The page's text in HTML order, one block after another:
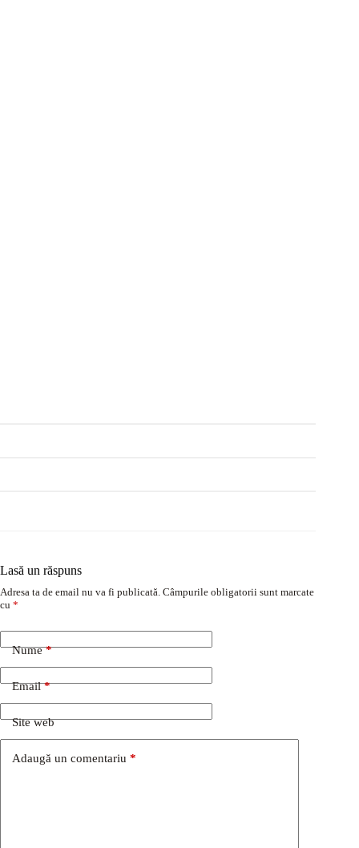
Lasă un răspuns
Adresa ta de email nu va fi publicată. Câmpurile obligatorii sunt marcate
cu *
Nume*
Email*
Site web
Adaugă un comentariu *